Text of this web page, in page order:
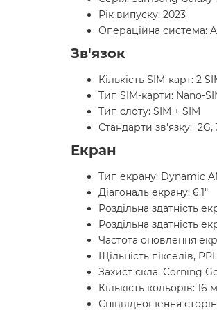
Рік випуску: 2023
Операційна система:
Зв'язок
Кількість SIM-карт: 2
Тип SIM-карти: Nano-
Тип слоту: SIM + SIM
Стандарти зв'язку: 2G,
Екран
Тип екрану: Dynamic
Діагональ екрану: 6,1"
Роздільна здатність
Роздільна здатність
Частота оновлення
Щільність пікселів,
Захист скла: Corning
Кількість кольорів: 16
Співвідношення